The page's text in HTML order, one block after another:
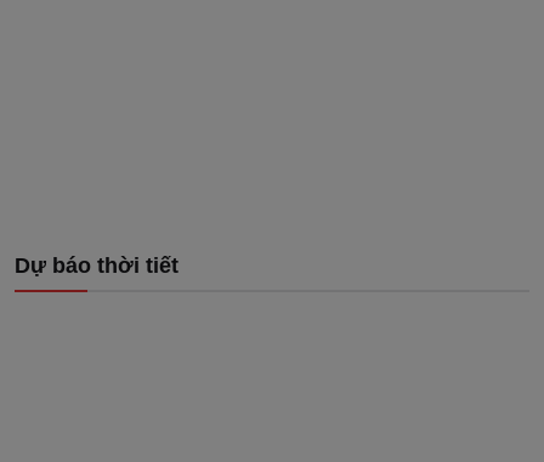
Dự báo thời tiết